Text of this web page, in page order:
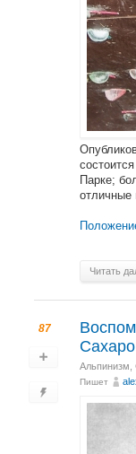
Парке;
отличные
Читать
87
Альпинизм
Пишет